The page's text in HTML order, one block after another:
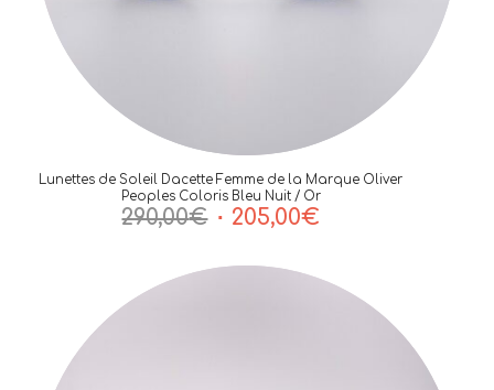
Lunettes de Soleil Dacette Femme de la Marque Oliver
Peoples Coloris Bleu Nuit / Or
290,00€ Le
initial
205,00€
est :
205,00€.